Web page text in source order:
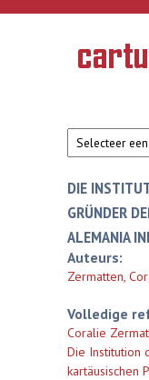
Overslaan en naar de
Geschiedenis
van de
DIE
GRÜNDER
ALEMANIA
Auteurs:
Zermatten,
Volledige
Coralie
Die Institution
kartäusischen